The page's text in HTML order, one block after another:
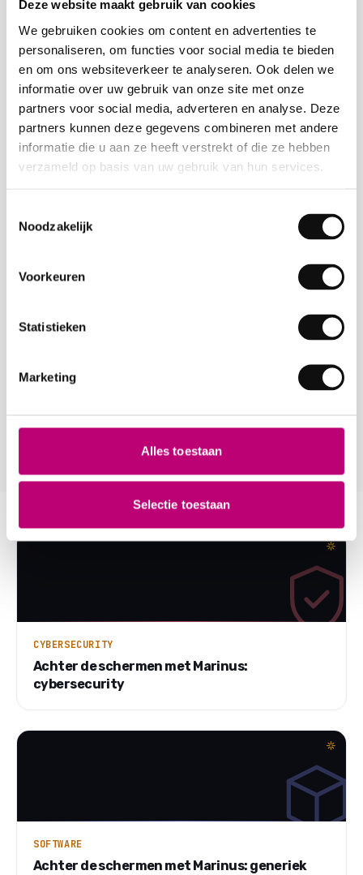
Deze website maakt gebruik van cookies
We gebruiken cookies om content en advertenties te
personaliseren, om functies voor social media te bieden
en om ons websiteverkeer te analyseren. Ook delen we
informatie over uw gebruik van onze site met onze
partners voor social media, adverteren en analyse. Deze
partners kunnen deze gegevens combineren met andere
informatie die u aan ze heeft verstrekt of die ze hebben
verzameld op basis van uw gebruik van hun services.
Noodzakelijk
Voorkeuren
Statistieken
Marketing
Alles toestaan
Selectie toestaan
gevraagd wanneer een order wordt geleverd.
In het digitale vrachtdossier staat ook precies
wat per auto is geladen. En de lay-out van de
eCMR ziet er altijd hetzelfde uit. Als één
geheel, lekker professioneel.” Aldus Toine Slob,
Meever & Meever
Zet vandaag de eerste stap
Transport Management Systemen. Profiteer
van slimme features, talloze integraties én de
mogelijkheid om je proces helemaal naar wens
in te richten. Download het gratis e-book of
probeer twee weken lang de premium
features om zelf te ervaren wat digitalisering
CYBERSECURITY
Achter de schermen met Marinus:
cybersecurity
SOFTWARE
Achter de schermen met Marinus: generiek